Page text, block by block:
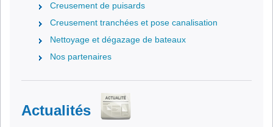
Creusement de puisards
Creusement tranchées et pose canalisation
Nettoyage et dégazage de bateaux
Nos partenaires
Actualités